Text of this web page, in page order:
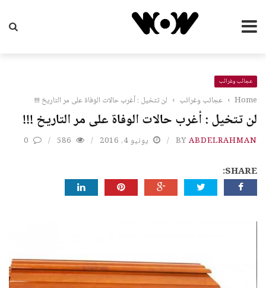
عجائب وغرائب
Home
› عجائب وغرائب › لن تتخيل : أغرب حالات الوفاة على مر التاريخ !!!
لن تتخيل : أغرب حالات الوفاة على مر التاريخ !!!
BYABDELRAHMAN يونيو 4, 2016 586
0
SHARE: